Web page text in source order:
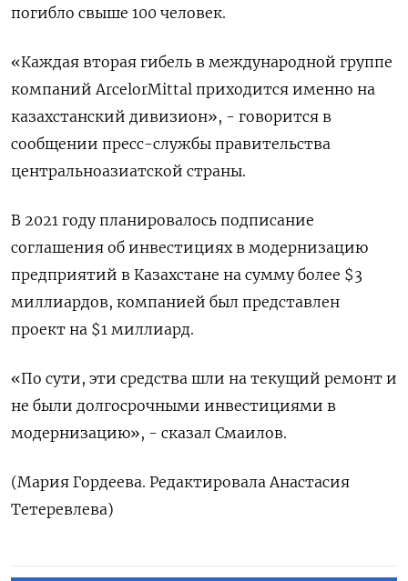
погибло свыше 100 человек.
«Каждая вторая гибель в международной группе
компаний ArcelorMittal приходится именно на
казахстанский дивизион», - говорится в
сообщении пресс-службы правительства
центральноазиатской страны.
В 2021 году планировалось подписание
соглашения об инвестициях в модернизацию
предприятий в Казахстане на сумму более $3
миллиардов, компанией был представлен
проект на $1 миллиард.
«По сути, эти средства шли на текущий ремонт и
не были долгосрочными инвестициями в
модернизацию», - сказал Смаилов.
(Мария Гордеева. Редактировала Анастасия
Тетеревлева)